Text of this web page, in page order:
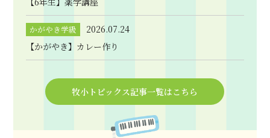
かがやき学級
2026.07.24
【かがやき】カレー作り
牧小トピックス記事一覧はこちら